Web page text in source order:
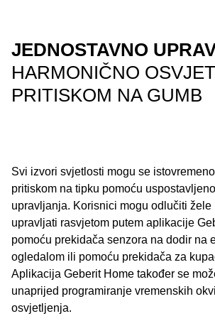
JEDNOSTAVNO
HARMONIČNO
PRITISKOM NA GUMB
Svi izvori svjetlosti mogu se
pritiskom na tipku pomoću
upravljanja. Korisnici mogu odlučiti
upravljati rasvjetom putem aplikacije
pomoću prekidača senzora na dodir na
ogledalom ili pomoću prekidača za
Aplikacija Geberit Home također se
unaprijed programiranje vremenskih
osvjetljenja.